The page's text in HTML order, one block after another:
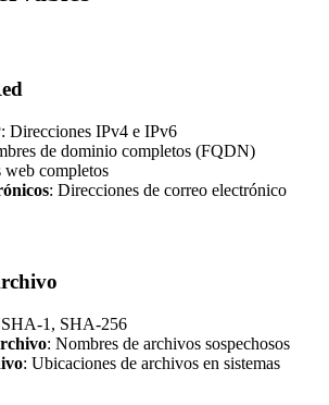
: Direcciones IPv4 e IPv6
de dominio completos (FQDN)
web completos
: Direcciones de correo electrónico
1, SHA-256
: Nombres de archivos sospechosos
: Ubicaciones de archivos en sistemas